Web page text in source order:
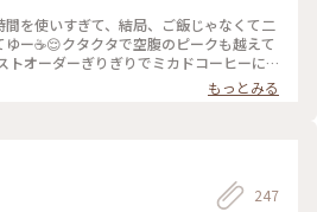
を使いすぎて、結局、ご飯じゃなくて二
ー☕️😌クタクタで空腹のピークも越えて
トオーダーぎりぎりでミカドコーヒーに
常連さんの席なので、普段は中々ご案内
☺️｣って。これから暖かくなってくるとほ
｣って💦 恐るべしJK💦 #軽井沢 #ミ
二人
もっとみる
247